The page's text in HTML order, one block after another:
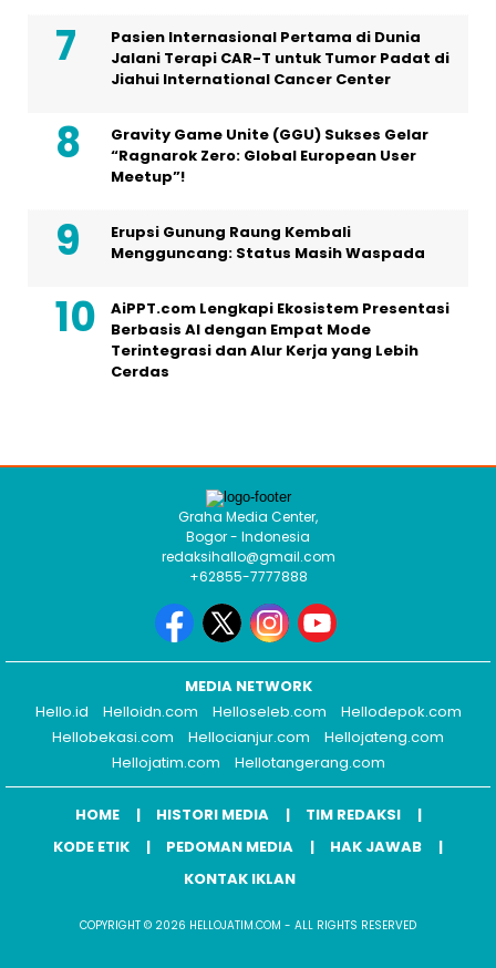
Pasien Internasional Pertama di Dunia
Jalani Terapi CAR-T untuk Tumor Padat di
Jiahui International Cancer Center
Gravity Game Unite (GGU) Sukses Gelar
“Ragnarok Zero: Global European User
Meetup”!
Erupsi Gunung Raung Kembali
Mengguncang: Status Masih Waspada
AiPPT.com Lengkapi Ekosistem Presentasi
Berbasis AI dengan Empat Mode
Terintegrasi dan Alur Kerja yang Lebih
Cerdas
Graha Media Center,
Bogor - Indonesia
redaksihallo@gmail.com
+62855-7777888
MEDIA NETWORK
Hello.id
Helloidn.com Helloseleb.com
Hellodepok.com
Hellobekasi.com
Hellocianjur.com
Hellojateng.com
Hellojatim.com
Hellotangerang.com
HOME HISTORI MEDIA
TIM REDAKSI
KODE ETIK
PEDOMAN MEDIA
HAK JAWAB
KONTAK IKLAN
COPYRIGHT © 2026 HELLOJATIM.COM - ALL RIGHTS RESERVED